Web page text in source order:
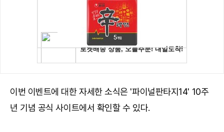
이번 이벤트에 대한 자세한 소식은 '파이널판타지14' 10주
년 기념 공식 사이트에서 확인할 수 있다.